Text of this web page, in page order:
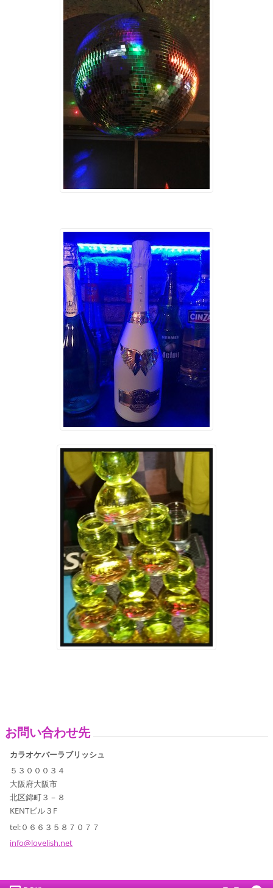
お問い合わせ先
カラオケバーラブリッシュ
５３０００３４
大阪府大阪市
北区錦町３－８
KENTビル３F
tel:０６６３５８７０７７
info@lovelish.net